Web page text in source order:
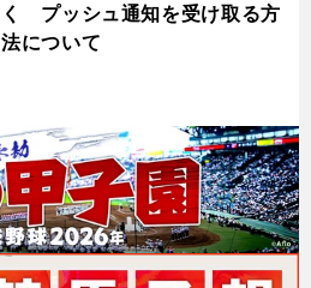
く プッシュ通知を受け取る方
法について